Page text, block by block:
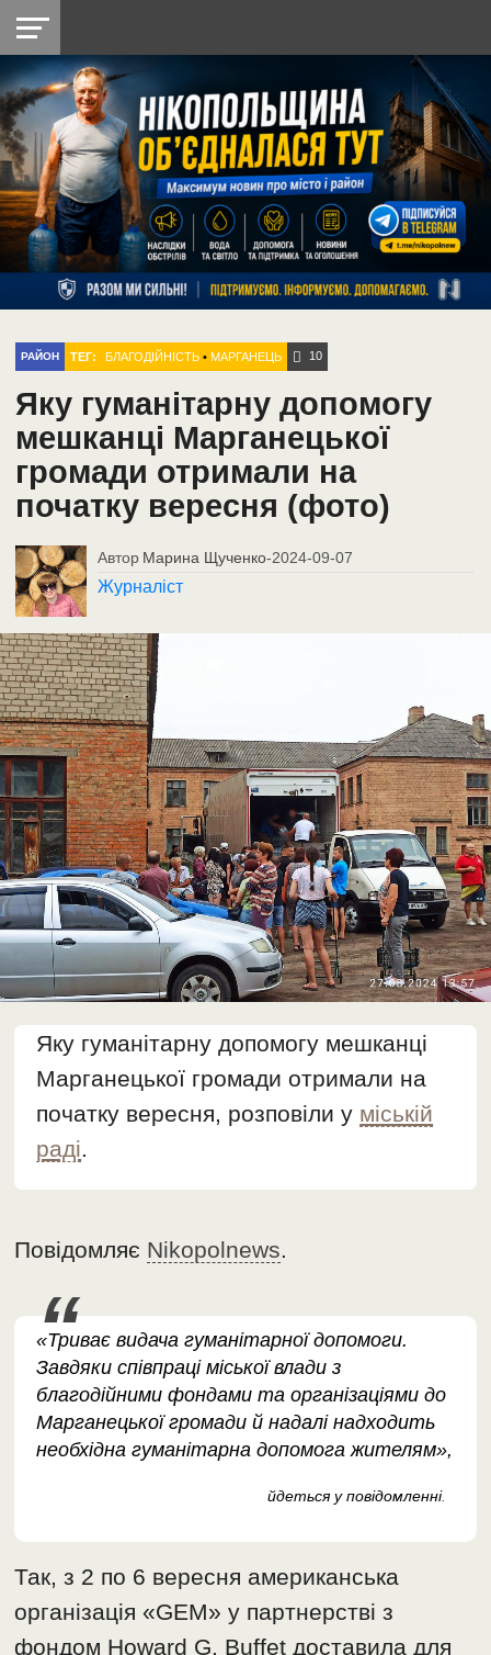
НІКОПОЛЬ
РАЙОН
СІЧЕСЛАВСЬКА
УКРАЇНА
РЕТРО
НІКОПОЛЬ
ЛАЙТ
УКРАЇНА
ДОПОМОГА
РАДІО
РАЙОН ТЕГ: БЛАГОДІЙНІСТЬ •МАРГАНЕЦЬ 10
Яку гуманітарну допомогу
мешканці Марганецької
громади отримали на
початку вересня (фото)
Автор Марина Щученко-2024-09-07
Журналіст
Яку гуманітарну допомогу мешканці
Марганецької громади отримали на
початку вересня, розповіли у міській
раді.
Повідомляє Nikopolnews.
«Триває видача гуманітарної допомоги.
Завдяки співпраці міської влади з
благодійними фондами та організаціями до
Марганецької громади й надалі надходить
необхідна гуманітарна допомога жителям»,
йдеться у повідомленні.
Так, з 2 по 6 вересня американська
організація «GEM» у партнерстві з
фондом Howard G. Buffet доставила для